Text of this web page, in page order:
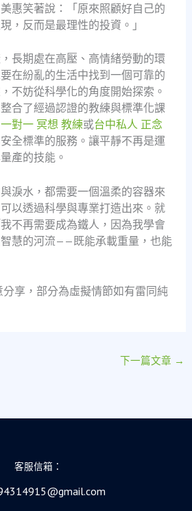
惠笑著說：「原來照顧好自己的
，反而是最理性的投資。」
長期處在高壓、高情緒勞動的環
在紛亂的生活中找到一個可靠的
不妨從科學化的角度開始探索。
合了經過認證的教練與標準化課
對一 冥想 教練或台中私人 正念
全標準的服務。讓平靜不再是運
產的技能。
淚水，都需要一個溫柔的容器來
以透過科學與專業打造出來。就
不再需要成為鐵人，因為我學會
慧的河流——既能承載重量，也能
享，部分為虛擬情節如有雷同純
下一篇文章 →
客服信箱：